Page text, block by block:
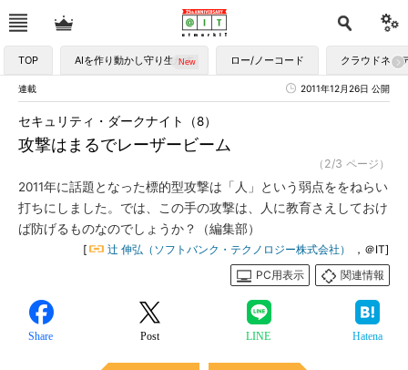
TOP AIを作り動かし守り生かす ロー/ノーコード クラウドネイ
連載 2011年12月26日 公開
攻撃はまるでレーザービーム
セキュリティ・ダークナイト（8）
（2/3 ページ）
2011年に話題となった標的型攻撃は「人」という弱点ををねらい
打ちにしました。では、この手の攻撃は、人に教育さえしておけ
ば防げるものなのでしょうか？（編集部）
[ 辻 伸弘（ソフトバンク・テクノロジー株式会社）
，＠IT]
PC用表示
関連情報
Share Post LINE Hatena